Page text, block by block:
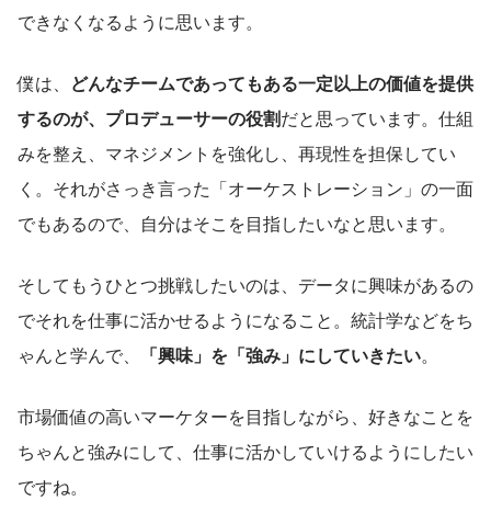
できなくなるように思います。
僕は、 どんなチームであってもある一定以上の価値を提供
するのが、プロデューサーの役割だと思っています。仕組
みを整え、マネジメントを強化し、再現性を担保してい
く。それがさっき言った「オーケストレーション」の一面
でもあるので、自分はそこを目指したいなと思います。
そしてもうひとつ挑戦したいのは、データに興味があるの
でそれを仕事に活かせるようになること。統計学などをち
ゃんと学んで、
「興味」を「強み」にしていきたい。
市場価値の高いマーケターを目指しながら、好きなことを
ちゃんと強みにして、仕事に活かしていけるようにしたい
ですね。